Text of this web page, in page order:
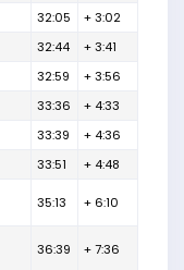
32:05
+ 3:02
32:44
+ 3:41
32:59
+ 3:56
33:36
+ 4:33
33:39
+ 4:36
33:51 + 4:48
35:13 + 6:10
36:39 + 7:36